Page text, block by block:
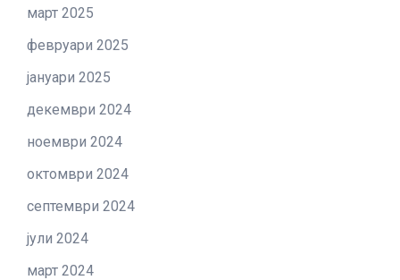
март 2025
февруари 2025
јануари 2025
декември 2024
ноември 2024
октомври 2024
септември 2024
јули 2024
март 2024